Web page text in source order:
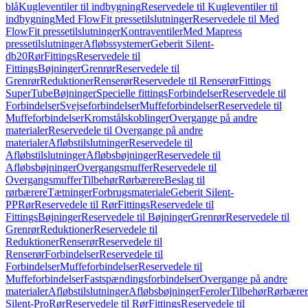
blåKugleventiler til indbygningReservedele til Kugleventiler til
indbygningMed FlowFit pressetilslutningerReservedele til Med
FlowFit pressetilslutningerKontraventilerMed Mapress
pressetilslutningerAfløbssystemerGeberit Silent-
db20RørFittingsReservedele til
FittingsBøjningerGrenrørReservedele til
GrenrørReduktionerRenserørReservedele til RenserørFittings
SuperTubeBøjningerSpecielle fittingsForbindelserReservedele til
ForbindelserSvejseforbindelserMuffeforbindelserReservedele til
MuffeforbindelserKromstålskoblingerOvergange på andre
materialerReservedele til Overgange på andre
materialerAfløbstilslutningerReservedele til
AfløbstilslutningerAfløbsbøjningerReservedele til
AfløbsbøjningerOvergangsmufferReservedele til
OvergangsmufferTilbehørRørbærereBeslag til
rørbærereTætningerForbrugsmaterialeGeberit Silent-
PPRørReservedele til RørFittingsReservedele til
FittingsBøjningerReservedele til BøjningerGrenrørReservedele til
GrenrørReduktionerReservedele til
ReduktionerRenserørReservedele til
RenserørForbindelserReservedele til
ForbindelserMuffeforbindelserReservedele til
MuffeforbindelserFastspændingsforbindelserOvergange på andre
materialerAfløbstilslutningerAfløbsbøjningerFerolerTilbehør
Silent-ProRørReservedele til RørFittingsReservedele til